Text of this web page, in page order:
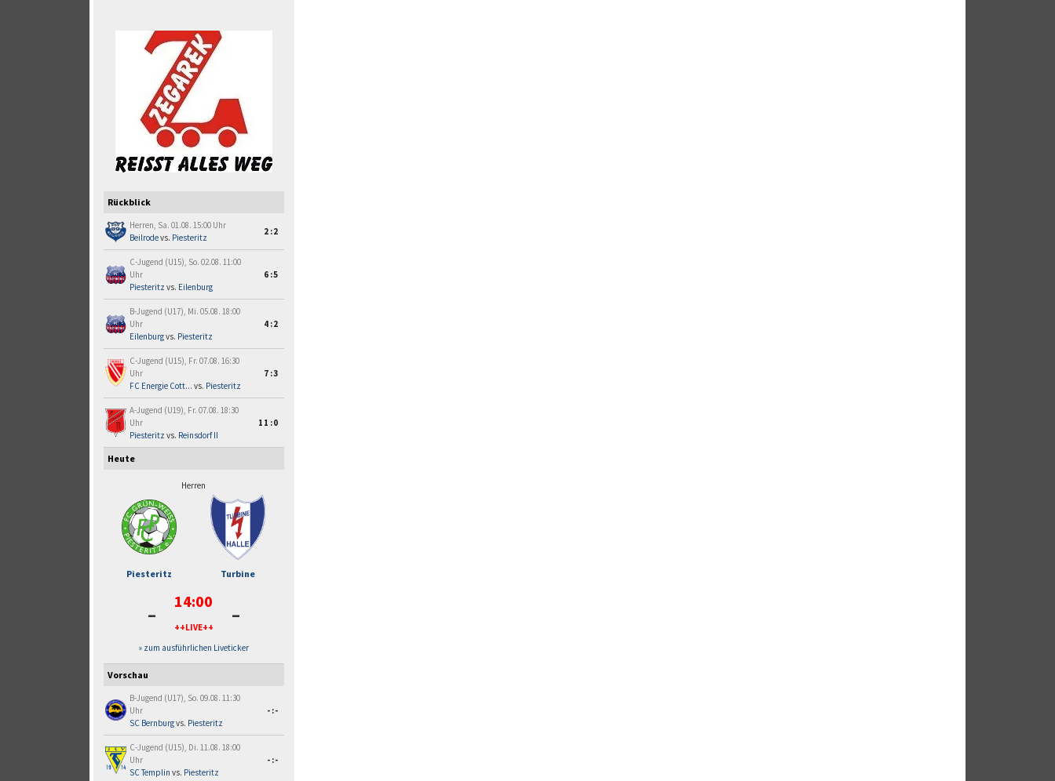
Rückblick
Herren, Sa. 01.08. 15:00 Uhr
Beilrodevs. Piesteritz
2:2
C-Jugend (U15), So. 02.08. 11:00
Uhr
Piesteritz vs. Eilenburg
6:5
B-Jugend (U17), Mi. 05.08. 18:00
Uhr
Eilenburgvs. Piesteritz
4:2
C-Jugend (U15), Fr. 07.08. 16:30
Uhr
FC Energie Cott... vs. Piesteritz
7:3
A-Jugend (U19), Fr. 07.08. 18:30
Uhr
Piesteritz vs. Reinsdorf II
11:0
Heute
Herren
Piesteritz Turbine
- 14:00
++LIVE++ -
» zum ausführlichen Liveticker
Vorschau
B-Jugend (U17), So. 09.08. 11:30
Uhr
SC Bernburgvs. Piesteritz
-:-
C-Jugend (U15), Di. 11.08. 18:00
Uhr
SC Templin vs. Piesteritz
-:-